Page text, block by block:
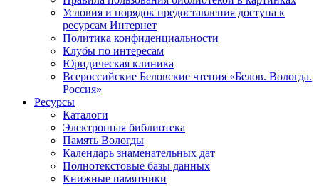
Условия и порядок предоставления доступа к
ресурсам Интернет
Политика конфиденциальности
Клубы по интересам
Юридическая клиника
Всероссийские Беловские чтения «Белов. Вологда.
Россия»
Ресурсы
Каталоги
Электронная библиотека
Память Вологды
Календарь знаменательных дат
Полнотекстовые базы данных
Книжные памятники